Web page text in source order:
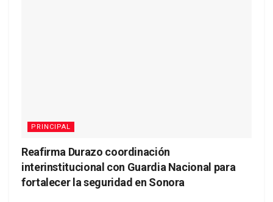
PRINCIPAL
Reafirma Durazo coordinación
interinstitucional con Guardia Nacional para
fortalecer la seguridad en Sonora